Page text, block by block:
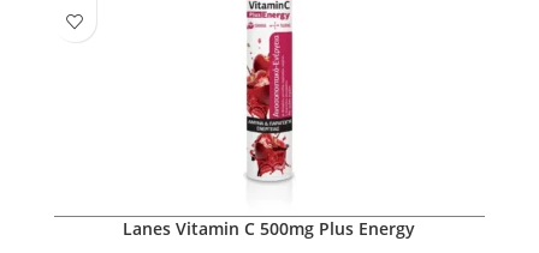
Lanes Vitamin C 500mg Plus Energy